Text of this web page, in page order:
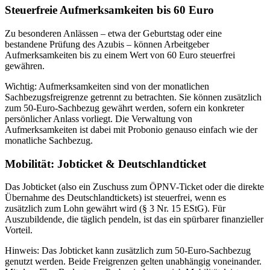
Steuerfreie Aufmerksamkeiten bis 60 Euro
Zu besonderen Anlässen – etwa der Geburtstag oder eine
bestandene Prüfung des Azubis – können Arbeitgeber
Aufmerksamkeiten bis zu einem Wert von 60 Euro steuerfrei
gewähren.
Wichtig: Aufmerksamkeiten sind von der monatlichen
Sachbezugsfreigrenze getrennt zu betrachten. Sie können zusätzlich
zum 50-Euro-Sachbezug gewährt werden, sofern ein konkreter
persönlicher Anlass vorliegt. Die Verwaltung von
Aufmerksamkeiten ist dabei mit Probonio genauso einfach wie der
monatliche Sachbezug.
Mobilität: Jobticket & Deutschlandticket
Das Jobticket (also ein Zuschuss zum ÖPNV-Ticket oder die direkte
Übernahme des Deutschlandtickets) ist steuerfrei, wenn es
zusätzlich zum Lohn gewährt wird (§ 3 Nr. 15 EStG). Für
Auszubildende, die täglich pendeln, ist das ein spürbarer finanzieller
Vorteil.
Hinweis: Das Jobticket kann zusätzlich zum 50-Euro-Sachbezug
genutzt werden. Beide Freigrenzen gelten unabhängig voneinander.